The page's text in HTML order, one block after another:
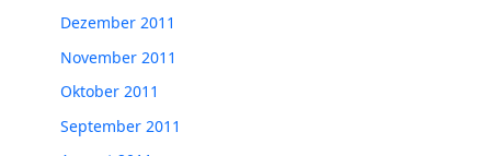
Dezember 2011
November 2011
Oktober 2011
September 2011